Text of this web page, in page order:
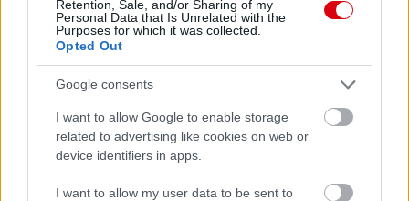
Retention, Sale, and/or Sharing of my
Personal Data that Is Unrelated with the
Purposes for which it was collected.
Opted Out
Google consents
I want to allow Google to enable storage
related to advertising like cookies on web or
device identifiers in apps.
I want to allow my user data to be sent to